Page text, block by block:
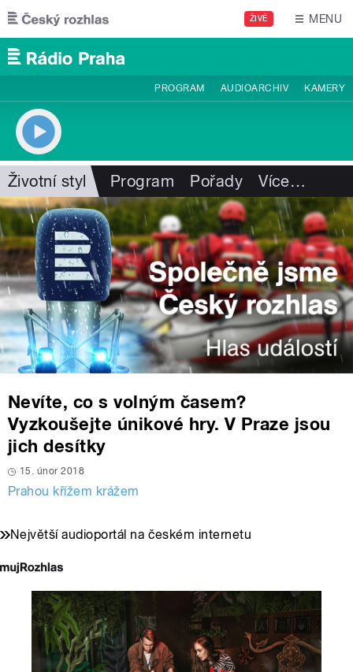
Přejít k hlavnímu obsahu
ŽIVĚ MENU
PROGRAM AUDIOARCHIV KAMERY
Životní styl Program Pořady Více…
Nevíte, co s volným časem?
Vyzkoušejte únikové hry. V Praze jsou
jich desítky
15. únor 2018
Prahou křížem krážem
Největší audioportál na českém internetu